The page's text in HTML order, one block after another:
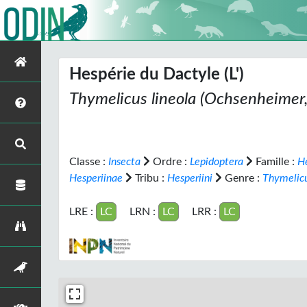
Hespérie du Dactyle (L')
Thymelicus lineola
Classe : Insecta Ordre : Lepidoptera Famille :
Hesperiinae
Tribu : Hesperiini Genre :
LRE : LC LRN : LC LRR : LC